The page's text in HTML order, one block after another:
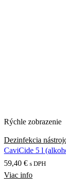
Rýchle zobrazenie
Dezinfekcia
CaviCide 5 l
59,40 € s DPH
Viac info